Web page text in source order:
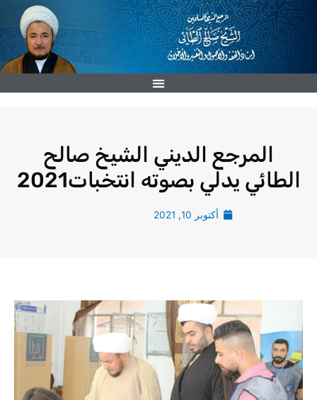
تخطي
المرجع الديني الشيخ صالح
الطائي يدلي بصوته انتخبات2021
أكتوبر 10, 2021